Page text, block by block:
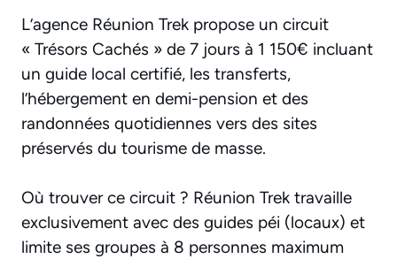
L’agence Réunion Trek propose un circuit
« Trésors Cachés » de 7 jours à 1 150€ incluant
un guide local certifié, les transferts,
l’hébergement en demi-pension et des
randonnées quotidiennes vers des sites
préservés du tourisme de masse.
Où trouver ce circuit ? Réunion Trek travaille
exclusivement avec des guides péi (locaux) et
limite ses groupes à 8 personnes maximum